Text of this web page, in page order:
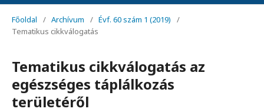
Főoldal / Archívum / Évf. 60 szám 1 (2019)
/
Tematikus cikkválogatás
Tematikus cikkválogatás az
egészséges táplálkozás
területéről